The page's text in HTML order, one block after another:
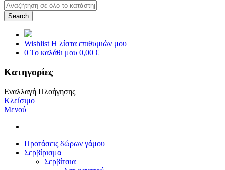
Search
Wishlist Η λίστα επιθυμιών μου
0 Το καλάθι μου 0,00 €
Κατηγορίες
Εναλλαγή Πλοήγησης
Κλείσιμο
Μενού
Προτάσεις δώρων γάμου
Σερβίρισμα
Σερβίτσια